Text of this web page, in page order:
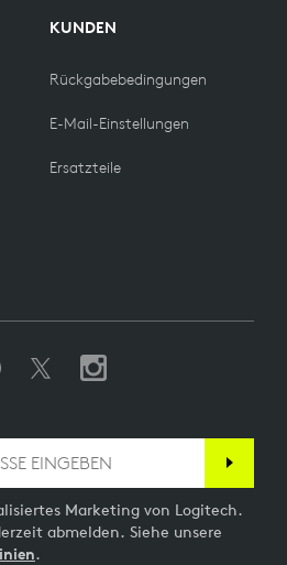
KUNDEN
Rückgabebedingungen
E-Mail-Einstellungen
Ersatzteile
Marketing von Logitech.
abmelden. Siehe unsere
.